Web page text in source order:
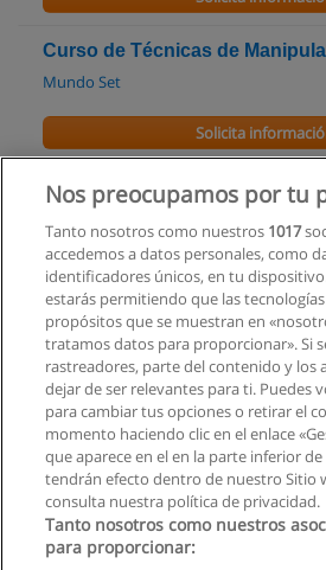
Curso de Técnicas de
Mundo Set
Solicita
Curso de Automatismo en
Energética
Mundo Set
Solicita
Curso de Panadero Profesional
Centro de Capacitación Turistica
Solicita
Nos preocupamos por tu
Tanto nosotros como nuestros 1017
accedemos a datos personales, como
identificadores únicos, en tu
estarás permitiendo que las
propósitos que se muestran en
tratamos datos para proporcionar». Si
rastreadores, parte del contenido y los
dejar de ser relevantes para ti. Puedes
para cambiar tus opciones o retirar el
momento haciendo clic en el enlace
que aparece en el en la parte inferior
tendrán efecto dentro de nuestro Sitio
consulta nuestra política de privacidad.
Tanto nosotros como nuestros
para proporcionar: